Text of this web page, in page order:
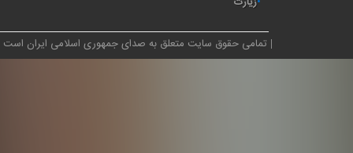
تمامی حقوق سایت متعلق به صدای جمهوری اسلامی ایران است